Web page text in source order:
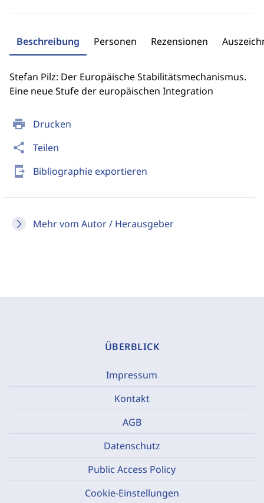
print Drucken
share Teilen
send_to_mobile Bibliographie exportieren
Mehr vom Autor / Herausgeber
Beschreibung Personen Rezensionen
Stefan Pilz: Der Europäische Stabilitätsmechanismus.
Eine neue Stufe der europäischen Integration
ÜBERBLICK
Impressum
Kontakt
AGB
Datenschutz
Public Access Policy
Cookie-Einstellungen